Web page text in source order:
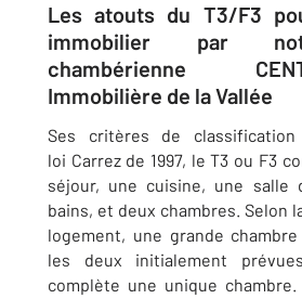
Les atouts du T3/F3
immobilier par
chambérienne
Immobilière de la Vallée
Ses critères de
loi Carrez de 1997, le T3 ou F3
séjour, une cuisine, une salle
bains, et deux chambres. Selon
logement, une grande
les deux initialement
complète une unique